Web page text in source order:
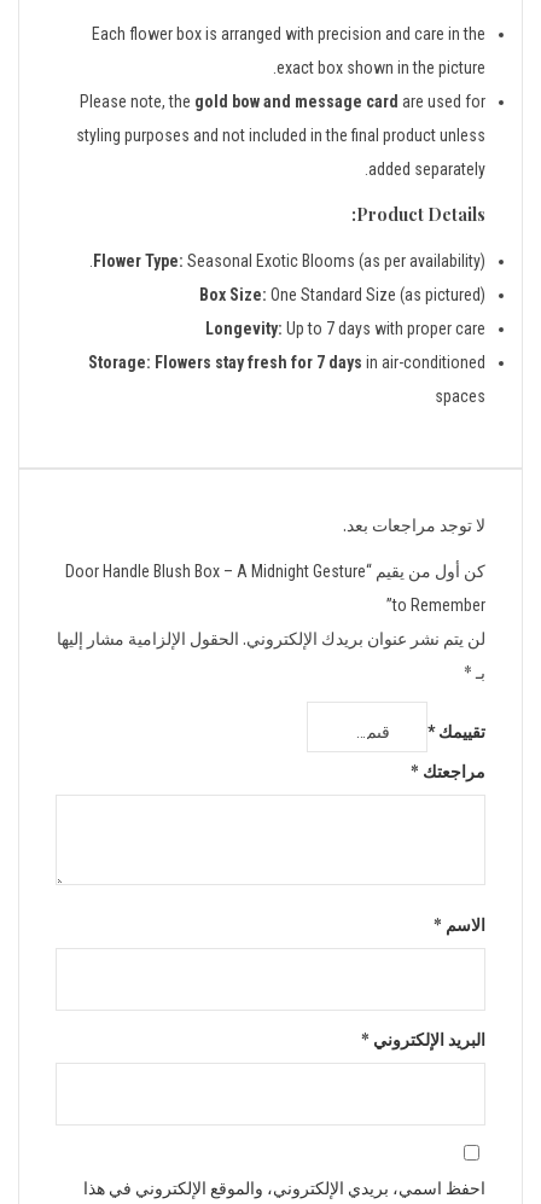
Each flower box is arranged with precision and care in the
exact box shown in the picture.
Please note, the gold bow and message card are used for
styling purposes and not included in the final product unless
added separately.
Product Details:
Flower Type: Seasonal Exotic Blooms (as per availability).
Box Size: One Standard Size (as pictured)
Longevity: Up to 7 days with proper care
Storage: Flowers stay fresh for 7 days in air-conditioned
spaces
لا توجد مراجعات بعد.
كن أول من يقيم “Door Handle Blush Box – A Midnight Gesture
to Remember”
لن يتم نشر عنوان بريدك الإلكتروني. الحقول الإلزامية مشار إليها
بـ*
تقييمك*
مراجعتك *
الاسم *
البريد الإلكتروني *
احفظ اسمي، بريدي الإلكتروني، والموقع الإلكتروني في هذا